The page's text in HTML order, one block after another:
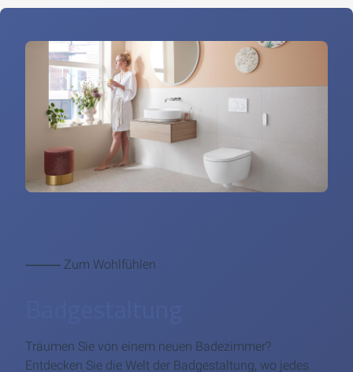
⸻ Zum Wohlfühlen
Träumen Sie von einem neuen Badezimmer?
Entdecken Sie die Welt der Badgestaltung, wo jedes